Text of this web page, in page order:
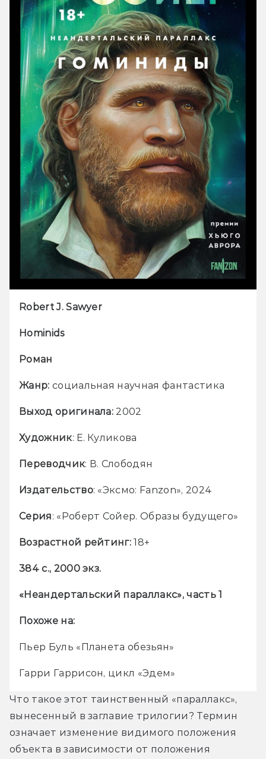
Robert J. Sawyer
Hominids
Роман
Жанр: социальная научная фантастика
Выход оригинала: 2002
Художник: Е. Куликова
Переводчик: В. Слободян
Издательство: «Эксмо: Fanzon», 2024
Серия: «Роберт Сойер. Образы будущего»
Возрастной рейтинг: 18+
384 с., 2000 экз.
«Неандертальский параллакс», часть 1
Похоже на:
Пьер Буль «Планета обезьян»
Гарри Гаррисон, цикл «Эдем»
Что такое этот таинственный «параллакс»,
вынесенный в заглавие трилогии? Термин
означает изменение видимого положения
объекта в зависимости от положения